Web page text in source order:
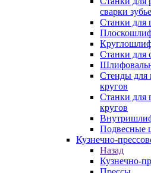
сварки
Станки для
Станки для
Стенды для
кругов
Станки для
кругов
Подвесные
Кузнечно-
Назад
Кузнечно-